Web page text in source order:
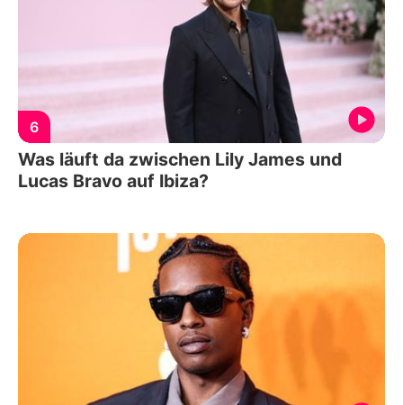
6
Was läuft da zwischen Lily James und
Lucas Bravo auf Ibiza?